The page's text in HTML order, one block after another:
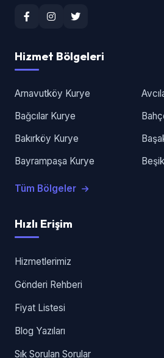
Hizmet Bölgeleri
Arnavutköy Kurye
Bağcılar Kurye
Bakırköy Kurye
Bayrampaşa Kurye
Tüm Bölgeler
Hızlı Erişim
Hizmetlerimiz
Gönderi Rehberi
Fiyat Listesi
Blog Yazıları
Sık Sorulan Sorular